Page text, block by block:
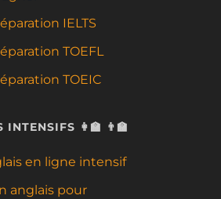
IELTS
TOEFL
TOEIC
INTENSIFS 👩‍🏫 👨‍🏫
en ligne intensif
anglais pour